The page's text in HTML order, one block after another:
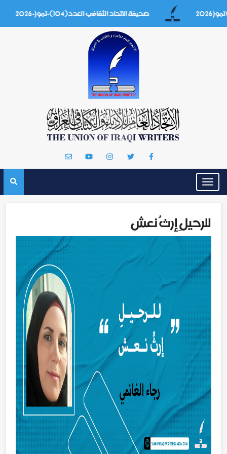
صحيفة الاتحاد الثقافي العدد(104)-تموز-2026
Toggle
navigation
للرحيلِ إرثُ نعش